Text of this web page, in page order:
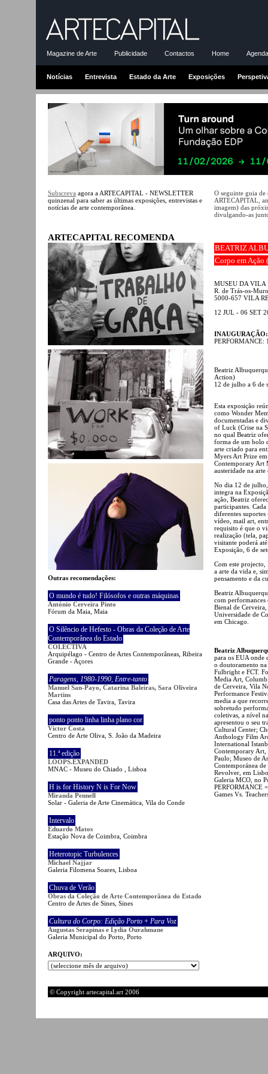
Magazine de Arte Publicidade Contactos Home
Notícias Entrevista Estado da Arte Exposições
Subscreva agora a ARTECAPITAL - NEWSLETTER
quinzenal para saber as últimas exposições, entrevistas e
notícias de arte contemporânea.
ARTECAPITAL RECOMENDA
Outras recomendações:
O mundo é tudo! Filósofos e outras máquinas
António Cerveira Pinto
Fórum da Maia, Maia
O Silêncio de Hefesto - Obras da Coleção de Arte
Contemporânea do Estado
COLECTIVA
Arquipélago - Centro de Artes Contemporâneas, Ribeira
Grande - Açores
Paragens, 1980-1990, Entre-tanto
Manuel San-Payo, Catarina Baleiras, Sara Oliveira
Martins
Casa das Artes de Tavira, Tavira
ponto ponto linha linha plano cor
Victor Costa
Centro de Arte Oliva, S. João da Madeira
11.ª edição
LOOPS.EXPANDED
MNAC - Museu do Chiado , Lisboa
H is for History N is For Now
Miranda Pennell
Solar - Galeria de Arte Cinemática, Vila do Conde
Intervalo
Eduardo Matos
Estação Nova de Coimbra, Coimbra
Heterotopic Turbulences
Michael Najjar
Galeria Filomena Soares, Lisboa
Chuva de Verão
Obras da Coleção de Arte Contemporânea do Estado
Centro de Artes de Sines, Sines
Cultura do Corpo: Edição Porto + Para Voz
Augustas Serapinas e Lydia Ourahmane
Galeria Municipal do Porto, Porto
ARQUIVO:
O seguinte guia de
ARTECAPITAL,
imagem) das
divulgando-as
BEATRIZ
Corpo em
MUSEU DA VILA
R. de Trás-os-
5000-657 VILA
12 JUL - 06 SET
INAUGURAÇÃO:
PERFORMANCE:
Beatriz
Action)
12 de julho a 6 de
Esta exposição
como Wonder
documentadas e
of Luck (Crise na
no qual Beatriz
forma de um bolo
arte criado para
Myers Art Prize
Contemporary Art
austeridade na
No dia 12 de
integra na
ação, Beatriz
participantes.
diferentes
vídeo, mail art,
requisito é que o
realização (tela,
visitante poderá
Exposição, 6 de
Com este
a arte da vida e,
pensamento e da
Beatriz
com performances
Bienal de
Universidade de
em Chicago.
Beatriz
para os EUA onde
o doutoramento
Fulbright e FCT.
Media Art,
de Cerveira, Vila
Performance
media a que
sobretudo
coletivas, a nível
apresentou o seu
Cultural Center;
Anthology Film
International
Contemporary Art,
Paulo; Museo de
Contemporánea
Revolver, em
Galeria MCO, no
PERFORMANCE
Games Vs.
© Copyright artecapital.art 2006